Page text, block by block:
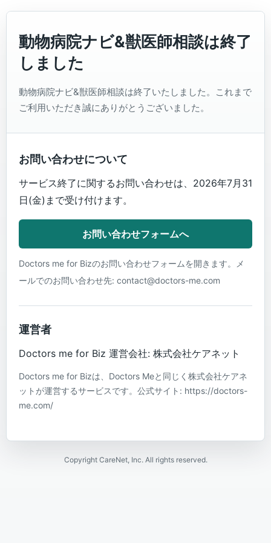
動物病院ナビ&獣医師相談は終了
しました
動物病院ナビ&獣医師相談は終了いたしました。これまで
ご利用いただき誠にありがとうございました。
お問い合わせについて
サービス終了に関するお問い合わせは、2026年7月31
日(金)まで受け付けます。
お問い合わせフォームへ
Doctors me for Bizのお問い合わせフォームを開きます。メ
ールでのお問い合わせ先: contact@doctors-me.com
運営者
Doctors me for Biz 運営会社: 株式会社ケアネット
Doctors me for Bizは、Doctors Meと同じく株式会社ケアネ
ットが運営するサービスです。公式サイト: https://doctors-
me.com/
Copyright CareNet, Inc. All rights reserved.